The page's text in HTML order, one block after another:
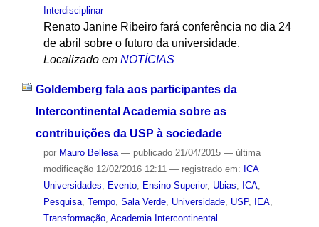
Interdisciplinar
Renato Janine Ribeiro fará conferência no dia 24
de abril sobre o futuro da universidade.
Localizado em NOTÍCIAS
Goldemberg fala aos participantes da
Intercontinental Academia sobre as
contribuições da USP à sociedade
por Mauro Bellesa — publicado21/04/2015 — última
modificação12/02/2016 12:11 — registrado em: ICA
Universidades, Evento, Ensino Superior, Ubias, ICA,
Pesquisa, Tempo, Sala Verde, Universidade, USP, IEA,
Transformação, Academia Intercontinental